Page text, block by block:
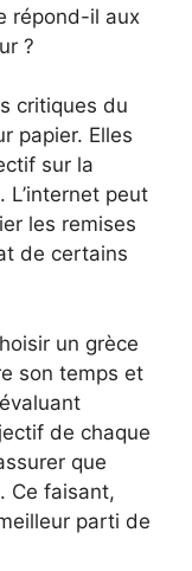
répond-il aux
?
critiques du
papier. Elles
sur la
L’internet peut
les remises
de certains
un grèce
son temps et
de chaque
que
Ce faisant,
parti de